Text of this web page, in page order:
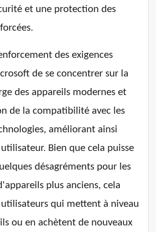
et une protection des
des exigences
de se concentrer sur la
des appareils modernes et
de la compatibilité avec les
améliorant ainsi
Bien que cela puisse
désagréments pour les
plus anciens, cela
qui mettent à niveau
ou en achètent de nouveaux